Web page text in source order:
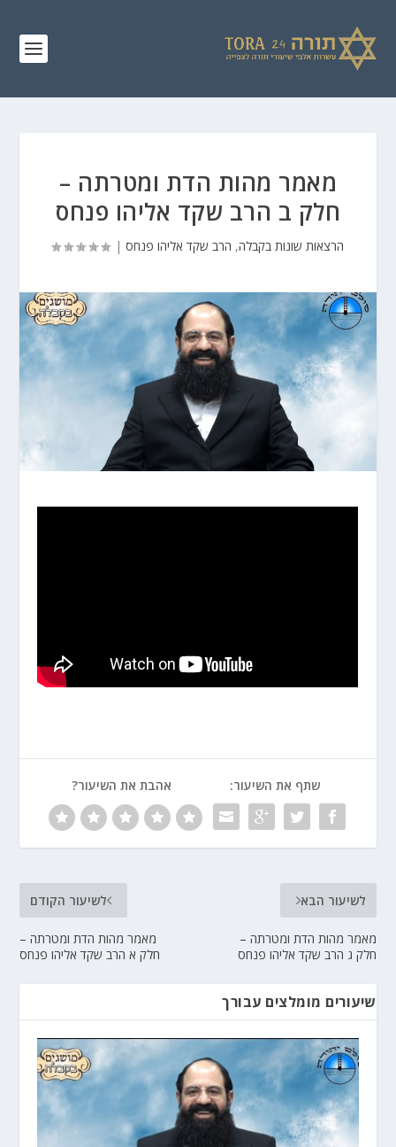
מאמר מהות הדת ומטרתה –
חלק ב הרב שקד אליהו פנחס
הרצאות שונות בקבלה, הרב שקד אליהו פנחס |
שתף את השיעור: אהבת את השיעור?
לשיעור הקודם
מאמר מהות הדת ומטרתה –
חלק א הרב שקד אליהו פנחס
לשיעור הבא
מאמר מהות הדת ומטרתה –
חלק ג הרב שקד אליהו פנחס
שיעורים מומלצים עבורך